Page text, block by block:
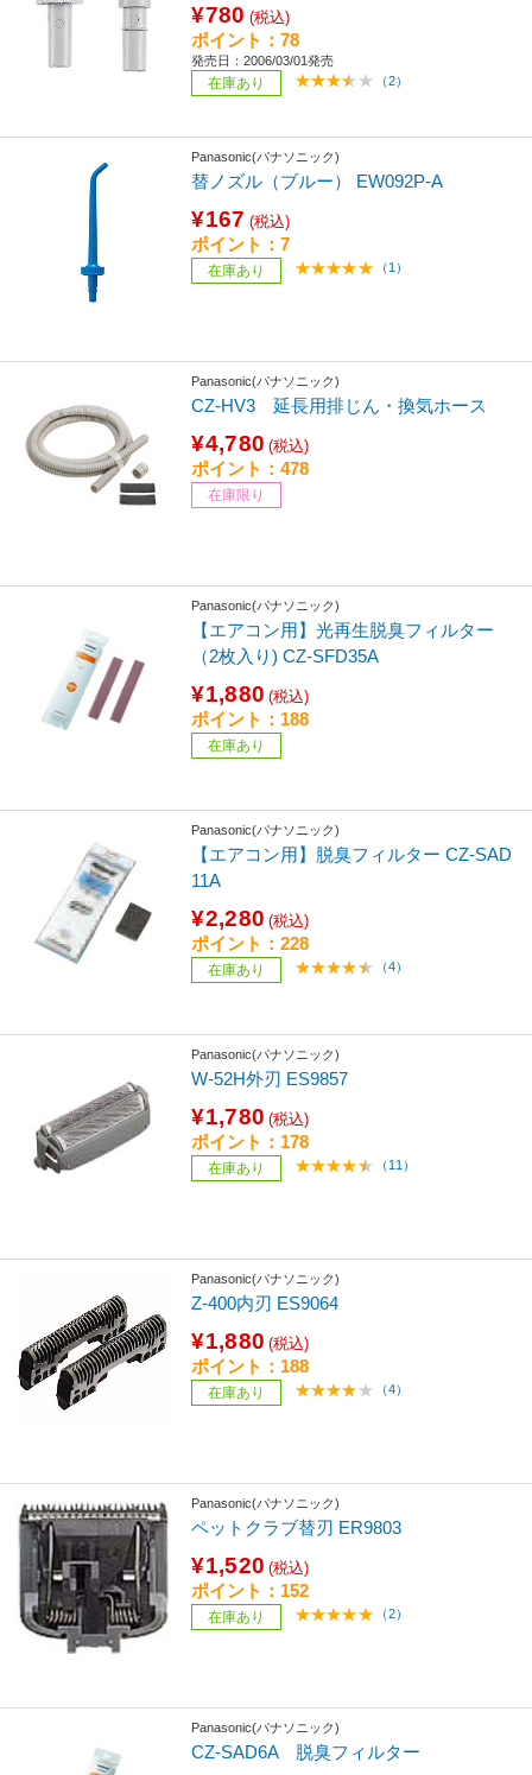
¥780 (税込)
ポイント：78
発売日：2006/03/01発売
在庫あり （2）
Panasonic(パナソニック)
替ノズル（ブルー） EW092P-A
¥167 (税込)
ポイント：7
在庫あり （1）
Panasonic(パナソニック)
CZ-HV3 延長用排じん・換気ホース
¥4,780 (税込)
ポイント：478
在庫限り
Panasonic(パナソニック)
【エアコン用】光再生脱臭フィルター
（2枚入り) CZ-SFD35A
¥1,880 (税込)
ポイント：188
在庫あり
Panasonic(パナソニック)
【エアコン用】脱臭フィルター CZ-SAD
11A
¥2,280 (税込)
ポイント：228
在庫あり （4）
Panasonic(パナソニック)
W-52H外刃 ES9857
¥1,780 (税込)
ポイント：178
在庫あり （11）
Panasonic(パナソニック)
Z-400内刃 ES9064
¥1,880 (税込)
ポイント：188
在庫あり （4）
Panasonic(パナソニック)
ペットクラブ替刃 ER9803
¥1,520 (税込)
ポイント：152
在庫あり （2）
Panasonic(パナソニック)
CZ-SAD6A 脱臭フィルター